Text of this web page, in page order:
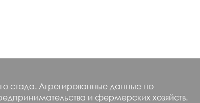
стада. Агрегированные данные по
и фермерских хозяйств.